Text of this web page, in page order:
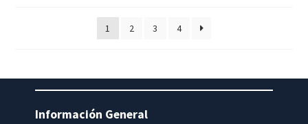
1 2 3 4
Información General